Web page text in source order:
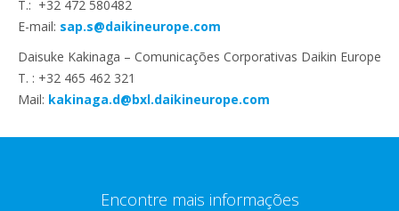
T.: +32 472 580482
E-mail: sap.s@daikineurope.com
Daisuke Kakinaga – Comunicações Corporativas Daikin Europe
T. : +32 465 462 321
Mail: kakinaga.d@bxl.daikineurope.com
Encontre mais informações